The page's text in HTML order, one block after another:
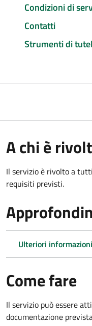
Condizioni di
Contatti
Strumenti di
A chi è
Il servizio è rivolto a
requisiti previsti.
Ulteriori informazioni
Come fare
Il servizio può essere
documentazione